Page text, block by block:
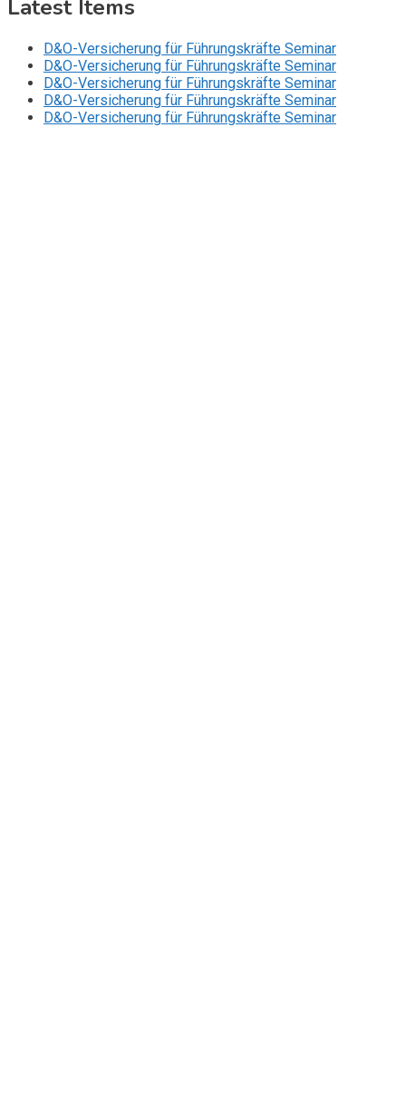
Latest Items
D&O-Versicherung für Führungskräfte Seminar
D&O-Versicherung für Führungskräfte Seminar
D&O-Versicherung für Führungskräfte Seminar
D&O-Versicherung für Führungskräfte Seminar
D&O-Versicherung für Führungskräfte Seminar